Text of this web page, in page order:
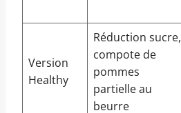
Version
Healthy
Réduction sucre,
compote de
pommes
partielle au
beurre